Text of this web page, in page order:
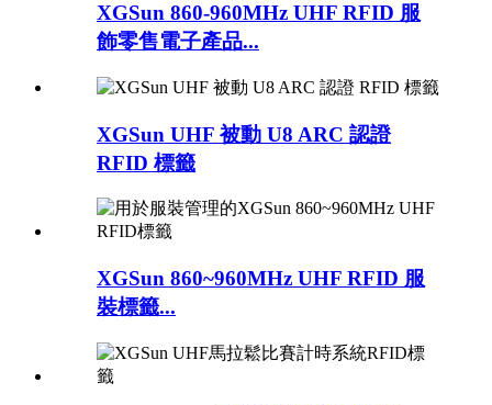
XGSun 860-960MHz UHF RFID 服
飾零售電子產品...
XGSun UHF 被動 U8 ARC 認證
RFID 標籤
XGSun 860~960MHz UHF RFID 服
裝標籤...